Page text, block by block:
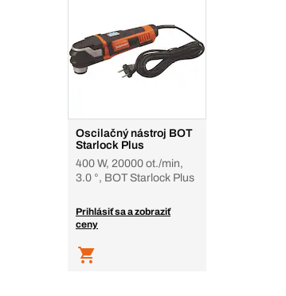
Oscilačný nástroj BOT
Starlock Plus
400 W, 20000 ot./min,
3.0 °, BOT Starlock Plus
Prihlásiť sa a zobraziť
ceny